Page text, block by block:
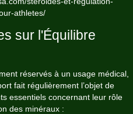
athletes/
sur l'Équilibre
réservés à un usage médical,
fait régulièrement l’objet de
essentiels concernant leur rôle
des minéraux :